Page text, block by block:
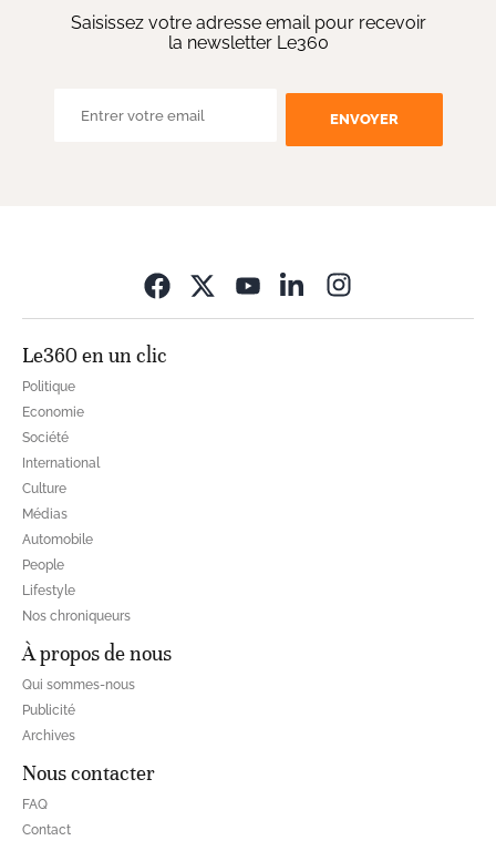
Saisissez votre adresse email pour recevoir
la newsletter Le360
ENVOYER
Le360 en un clic
Politique
Economie
Société
International
Culture
Médias
Automobile
People
Lifestyle
Nos chroniqueurs
À propos de nous
Qui sommes-nous
Publicité
Archives
Nous contacter
FAQ
Contact